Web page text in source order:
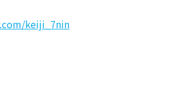
keiji_7nin